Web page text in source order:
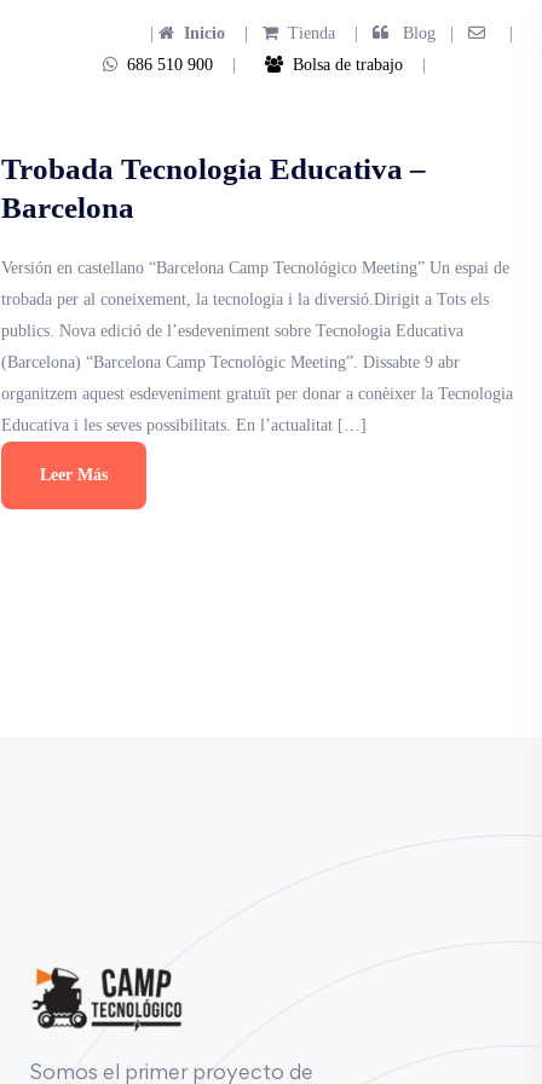
Inicio Tienda Blog |
686 510 900
Bolsa de trabajo
Trobada Tecnologia Educativa –
Barcelona
Versión en castellano “Barcelona Camp Tecnológico Meeting” Un espai de
trobada per al coneixement, la tecnologia i la diversió.Dirigit a Tots els
publics. Nova edició de l’esdeveniment sobre Tecnologia Educativa
(Barcelona) “Barcelona Camp Tecnològic Meeting”. Dissabte 9 abr
organitzem aquest esdeveniment gratuït per donar a conèixer la Tecnologia
Educativa i les seves possibilitats. En l’actualitat […]
Leer Más
Somos el primer proyecto de